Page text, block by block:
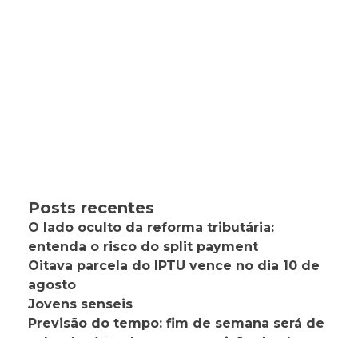
Posts recentes
O lado oculto da reforma tributária:
entenda o risco do split payment
Oitava parcela do IPTU vence no dia 10 de
agosto
Jovens senseis
Previsão do tempo: fim de semana será de